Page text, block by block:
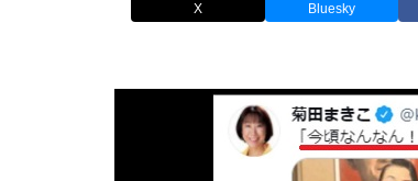
X Bluesky